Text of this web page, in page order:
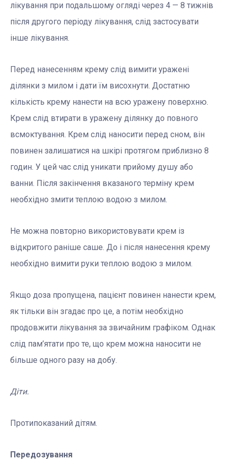
лікування при подальшому огляді через 4 — 8 тижнів
після другого періоду лікування, слід застосувати
інше лікування.
Перед нанесенням крему слід вимити уражені
ділянки з милом і дати їм висохнути. Достатню
кількість крему нанести на всю уражену поверхню.
Крем слід втирати в уражену ділянку до повного
всмоктування. Крем слід наносити перед сном, він
повинен залишатися на шкірі протягом приблизно 8
годин. У цей час слід уникати прийому душу або
ванни. Після закінчення вказаного терміну крем
необхідно змити теплою водою з милом.
Не можна повторно використовувати крем із
відкритого раніше саше. До і після нанесення крему
необхідно вимити руки теплою водою з милом.
Якщо доза пропущена, пацієнт повинен нанести крем,
як тільки він згадає про це, а потім необхідно
продовжити лікування за звичайним графіком. Однак
слід пам’ятати про те, що крем можна наносити не
більше одного разу на добу.
Діти.
Протипоказаний дітям.
Передозування